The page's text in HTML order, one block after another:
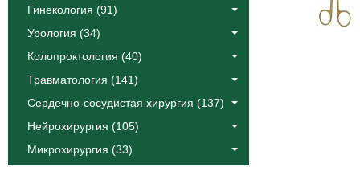
Гинекология (91)
Урология (34)
Колопроктология (40)
Травматология (141)
Сердечно-сосудистая хирургия (137)
Нейрохирургия (105)
Микрохирургия (33)